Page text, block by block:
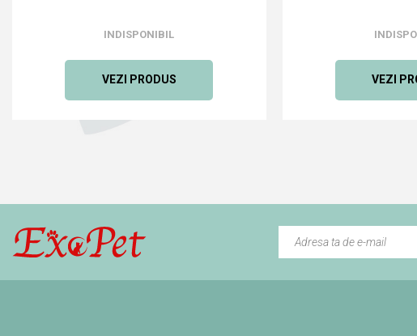
INDISPONIBIL
VEZI PRODUS VEZI